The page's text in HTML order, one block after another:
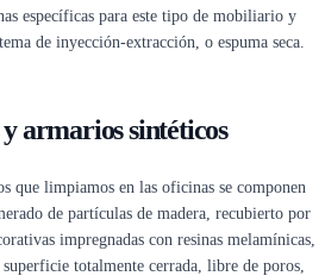
específicas para este tipo de mobiliario y
de inyección-extracción, o espuma seca.
armarios sintéticos
que limpiamos en las oficinas se componen
de partículas de madera, recubierto por
impregnadas con resinas melamínicas,
totalmente cerrada, libre de poros,